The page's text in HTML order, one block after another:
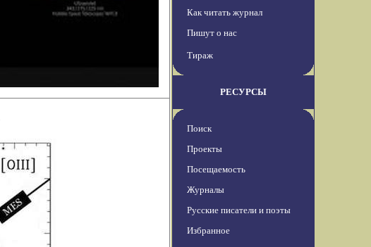
Как читать журнал
Пишут о нас
Тираж
РЕСУРСЫ
Поиск
Проекты
Посещаемость
Журналы
Русские писатели и поэты
Избранное